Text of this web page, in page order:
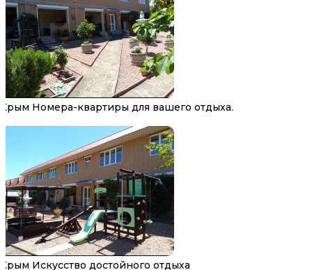
Крым Номера-квартиры для вашего отдыха.
Крым Искусство достойного отдыха